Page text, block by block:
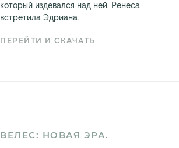
который издевался над ней, Ренеса
встретила Эдриана...
ПЕРЕЙТИ И СКАЧАТЬ
ВЕЛЕС: НОВАЯ ЭРА.